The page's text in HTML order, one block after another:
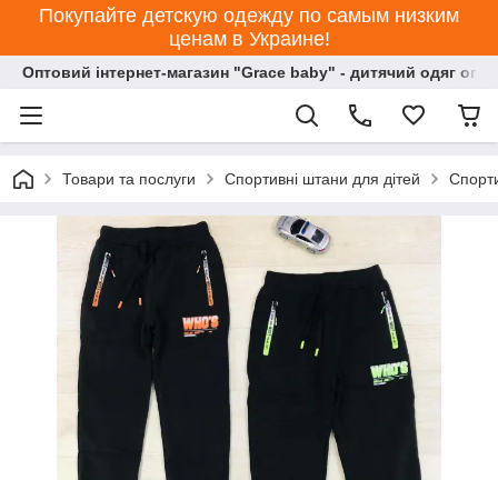
Покупайте детскую одежду по самым низким
ценам в Украине!
Оптовий інтернет-магазин "Grace baby" - дитячий одяг
Товари та послуги Спортивні штани для дітей